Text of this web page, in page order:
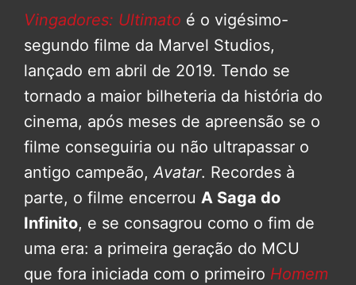
Vingadores: Ultimato é o vigésimo-
segundo filme da Marvel Studios,
lançado em abril de 2019. Tendo se
tornado a maior bilheteria da história do
cinema, após meses de apreensão se o
filme conseguiria ou não ultrapassar o
antigo campeão,Avatar. Recordes à
parte, o filme encerrou A Saga do
Infinito, e se consagrou como o fim de
uma era: a primeira geração do MCU
que fora iniciada com o primeiro Homem